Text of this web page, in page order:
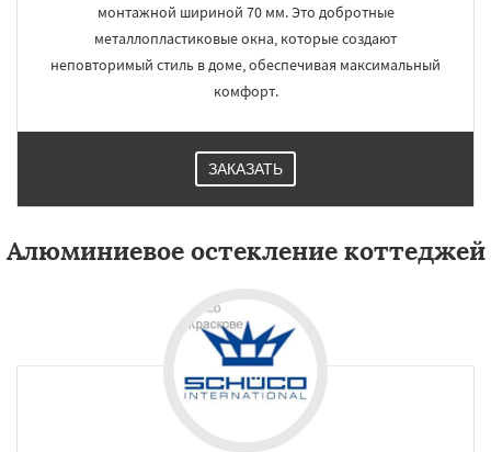
монтажной шириной 70 мм. Это добротные
металлопластиковые окна, которые создают
неповторимый стиль в доме, обеспечивая максимальный
комфорт.
ЗАКАЗАТЬ
Алюминиевое остекление коттеджей